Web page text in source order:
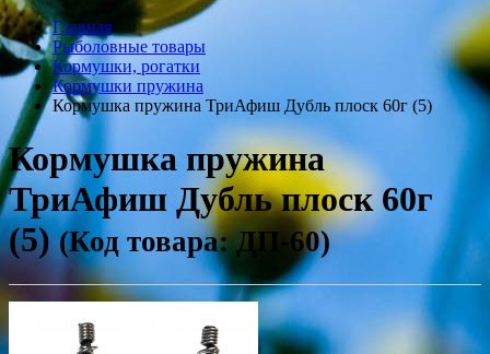
Главная
Рыболовные товары
Кормушки, рогатки
Кормушки пружина
Кормушка пружина ТриАфиш Дубль плоск 60г (5)
Кормушка пружина
ТриАфиш Дубль плоск 60г
(5) (Код товара: ДП-60)